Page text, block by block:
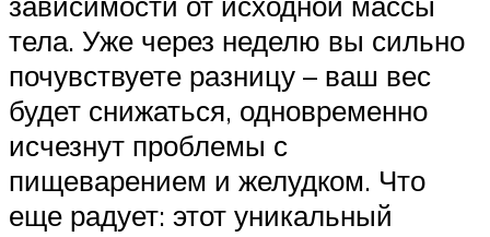
тела. Уже через неделю вы сильно
почувствуете разницу – ваш вес
будет снижаться, одновременно
исчезнут проблемы с
пищеварением и желудком. Что
еще радует: этот уникальный